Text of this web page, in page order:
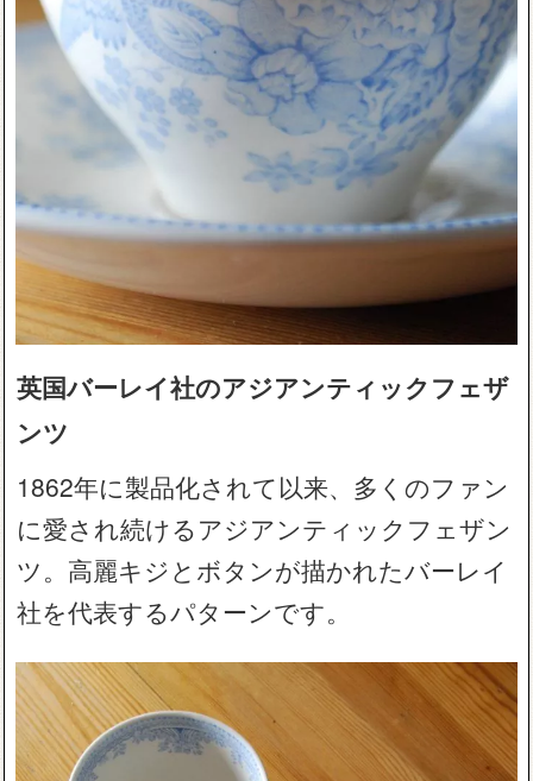
英国バーレイ社のアジアンティックフェザ
ンツ
1862年に製品化されて以来、多くのファン
に愛され続けるアジアンティックフェザン
ツ。高麗キジとボタンが描かれたバーレイ
社を代表するパターンです。